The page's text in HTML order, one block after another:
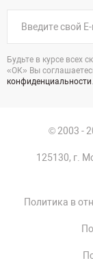
Будьте в курсе всех
«ОК» Вы
конфиденциальности.
© 2003 -
125130, г.
Политика в